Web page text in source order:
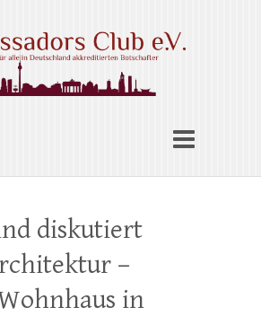
Club e.V.
diskutiert
–
in